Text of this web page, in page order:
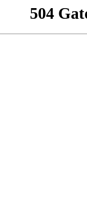
504